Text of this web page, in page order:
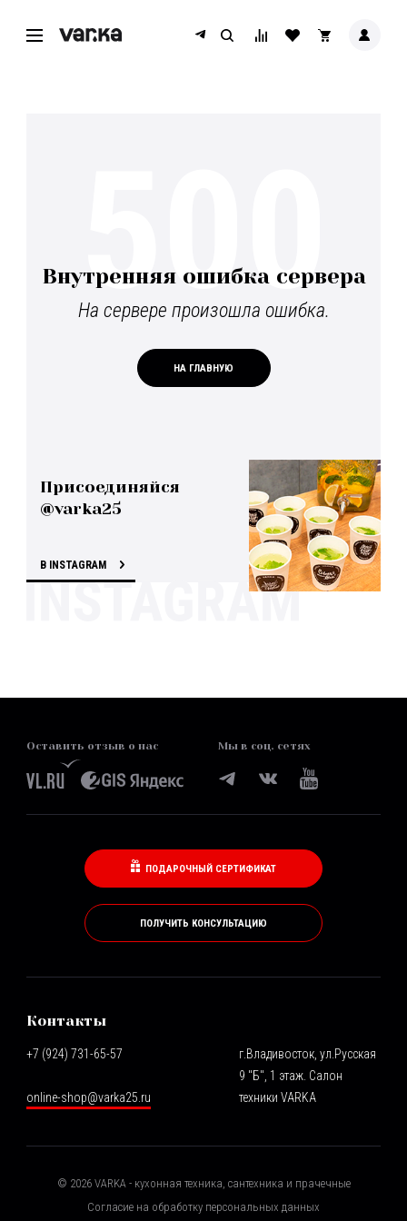
Внутренняя ошибка сервера
На сервере произошла ошибка.
НА ГЛАВНУЮ
500
Присоединяйся
@varka25
В INSTAGRAM
Оставить отзыв о нас Мы в соц. сетях
ПОДАРОЧНЫЙ СЕРТИФИКАТ
ПОЛУЧИТЬ КОНСУЛЬТАЦИЮ
Контакты
+7 (924) 731-65-57
online-shop@varka25.ru
г.Владивосток, ул.Русская
9 "Б", 1 этаж. Салон
техники VARKA
© 2026VARKA - кухонная техника, сантехника и прачечные
Согласие на обработку персональных данных